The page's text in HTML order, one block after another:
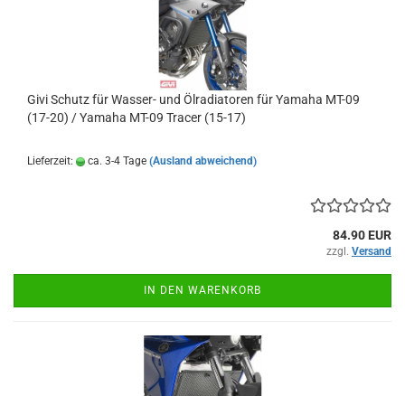
Givi Schutz für Wasser- und Ölradiatoren für Yamaha MT-09
(17-20) / Yamaha MT-09 Tracer (15-17)
Lieferzeit: ca. 3-4 Tage (Ausland abweichend)
84.90 EUR
zzgl. Versand
IN DEN WARENKORB